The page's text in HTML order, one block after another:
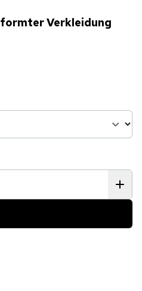
Verkleidung